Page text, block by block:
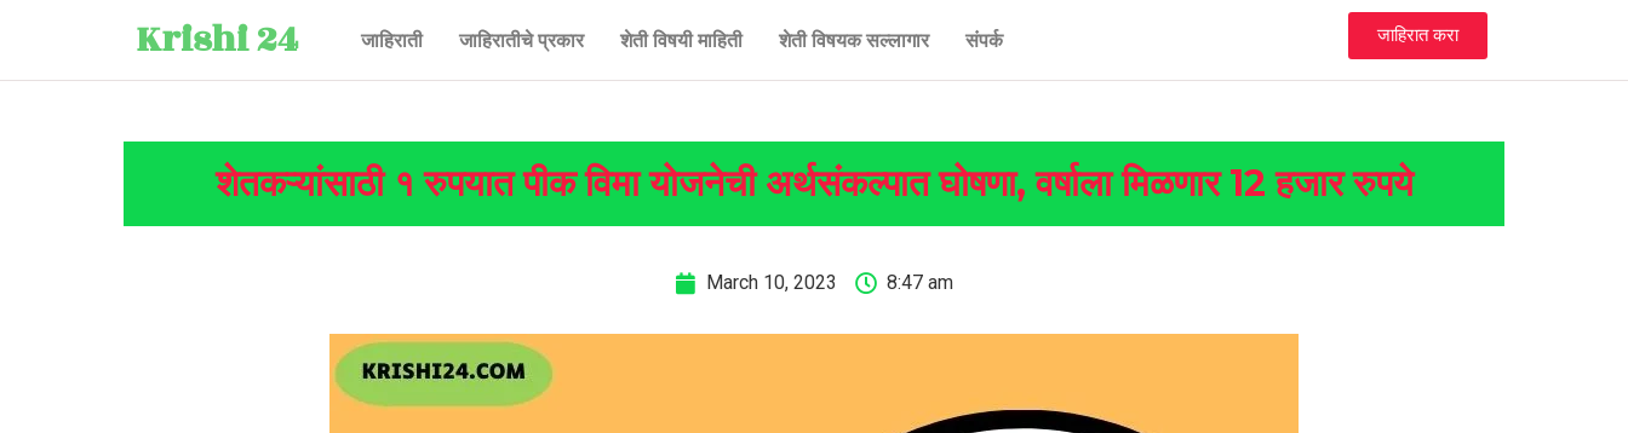
Krishi 24 जाहिराती जाहिरातीचे प्रकार शेती विषयी माहिती शेती विषयक सल्लागार संपर्क जाहिरात करा
शेतकऱ्यांसाठी १ रुपयात पीक विमा योजनेची अर्थसंकल्पात घोषणा, वर्षाला मिळणार 12 हजार रुपये
March 10, 2023 8:47 am